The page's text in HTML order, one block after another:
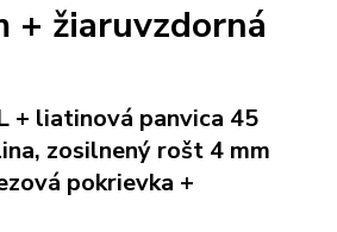
+ žiaruvzdorná
+ liatinová panvica 45
zosilnený rošt 4 mm
pokrievka +